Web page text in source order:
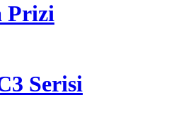
Prizi
Serisi